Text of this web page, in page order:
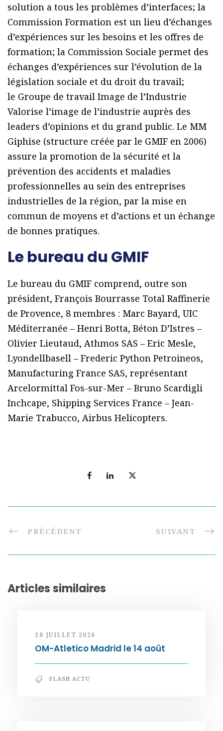
solution a tous les problèmes d’interfaces; la
Commission Formation est un lieu d’échanges
d’expériences sur les besoins et les offres de
formation; la Commission Sociale permet des
échanges d’expériences sur l’évolution de la
législation sociale et du droit du travail;
le Groupe de travail Image de l’Industrie
Valorise l’image de l’industrie auprès des
leaders d’opinions et du grand public. Le MM
Giphise (structure créée par le GMIF en 2006)
assure la promotion de la sécurité et la
prévention des accidents et maladies
professionnelles au sein des entreprises
industrielles de la région, par la mise en
commun de moyens et d’actions et un échange
de bonnes pratiques.
Le bureau du GMIF
Le bureau du GMIF comprend, outre son
président, François Bourrasse Total Raffinerie
de Provence, 8 membres : Marc Bayard, UIC
Méditerranée – Henri Botta, Béton D’Istres –
Olivier Lieutaud, Athmos SAS – Eric Mesle,
Lyondellbasell – Frederic Python Petroineos,
Manufacturing France SAS, représentant
Arcelormittal Fos-sur-Mer – Bruno Scardigli
Inchcape, Shipping Services France – Jean-
Marie Trabucco, Airbus Helicopters.
PRÉCÉDENT SUIVANT
Articles similaires
28 JUILLET 2026
OM-Atletico Madrid le 14 août
FLASH ACTU